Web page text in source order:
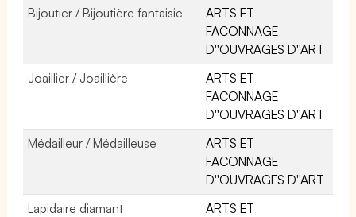
Bijoutier / Bijoutière fantaisie
ARTS ET
FACONNAGE
D''OUVRAGES D''ART
Joaillier / Joaillière
ARTS ET
FACONNAGE
D''OUVRAGES D''ART
Médailleur / Médailleuse
ARTS ET
FACONNAGE
D''OUVRAGES D''ART
Lapidaire diamant
ARTS ET